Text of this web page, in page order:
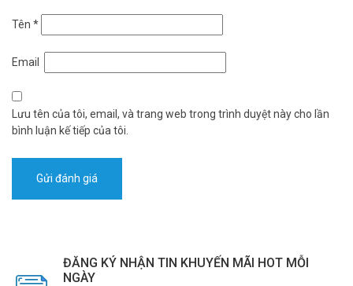
Tên *
Email
Lưu tên của tôi, email, và trang web trong trình duyệt này cho lần
bình luận kế tiếp của tôi.
ĐĂNG KÝ NHẬN TIN KHUYẾN MÃI HOT MỖI
NGÀY